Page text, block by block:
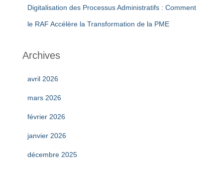
Digitalisation des Processus Administratifs : Comment
le RAF Accélère la Transformation de la PME
Archives
avril 2026
mars 2026
février 2026
janvier 2026
décembre 2025